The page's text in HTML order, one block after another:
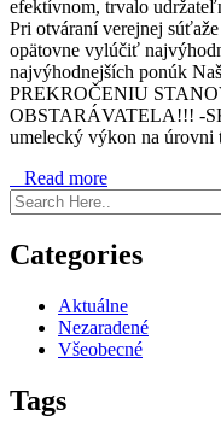
efektívnom, trvalo
Pri otváraní verejnej
opätovne vylúčiť
najvýhodnejších ponúk
PREKROČENIU
OBSTARÁVATELA!!! -
umelecký výkon na úrovni
Read more
Categories
Aktuálne
Nezaradené
Všeobecné
Tags